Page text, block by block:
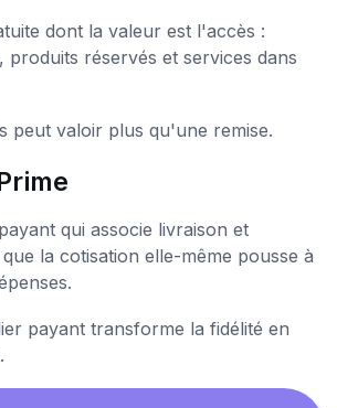
dont la valeur est l'accès :
produits réservés et services dans
peut valoir plus qu'une remise.
qui associe livraison et
la cotisation elle-même pousse à
payant transforme la fidélité en